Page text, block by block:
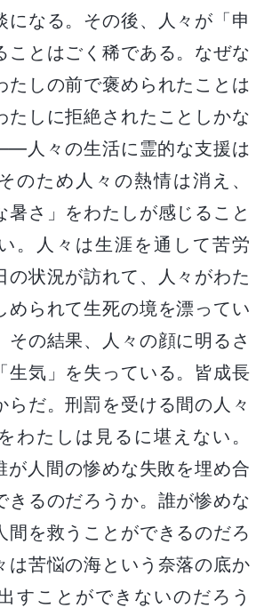
になる。その後、人々が「申
ことはごく稀である。なぜな
たしの前で褒められたことは
たしに拒絶されたことしかな
人々の生活に霊的な支援は
のため人々の熱情は消え、
暑さ」をわたしが感じること
。人々は生涯を通して苦労
の状況が訪れて、人々がわた
められて生死の境を漂ってい
その結果、人々の顔に明るさ
生気」を失っている。皆成長
らだ。刑罰を受ける間の人々
わたしは見るに堪えない。
人間の惨めな失敗を埋め合
きるのだろうか。誰が惨めな
間を救うことができるのだろ
は苦悩の海という奈落の底か
すことができないのだろう